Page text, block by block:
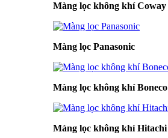
Màng lọc không khí Coway
Màng lọc Panasonic
Màng lọc không khí Boneco
Màng lọc không khí Hitachi